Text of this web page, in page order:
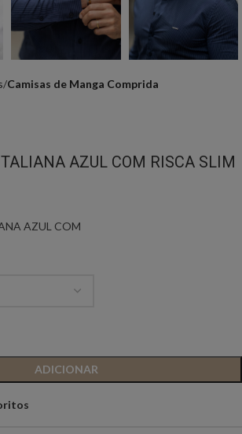
Camisas de Manga Comprida
AZUL COM RISCA SLIM
AZUL COM
ADICIONAR